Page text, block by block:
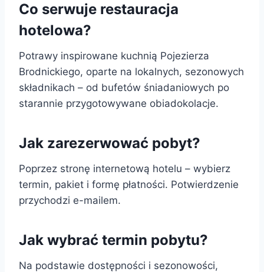
Co serwuje restauracja
hotelowa?
Potrawy inspirowane kuchnią Pojezierza
Brodnickiego, oparte na lokalnych, sezonowych
składnikach – od bufetów śniadaniowych po
starannie przygotowywane obiadokolacje.
Jak zarezerwować pobyt?
Poprzez stronę internetową hotelu – wybierz
termin, pakiet i formę płatności. Potwierdzenie
przychodzi e-mailem.
Jak wybrać termin pobytu?
Na podstawie dostępności i sezonowości,